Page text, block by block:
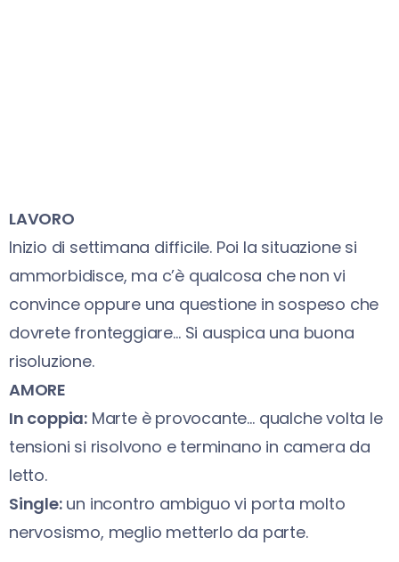
LAVORO
Inizio di settimana difficile. Poi la situazione si
ammorbidisce, ma c’è qualcosa che non vi
convince oppure una questione in sospeso che
dovrete fronteggiare… Si auspica una buona
risoluzione.
AMORE
In coppia: Marte è provocante… qualche volta le
tensioni si risolvono e terminano in camera da
letto.
Single:un incontro ambiguo vi porta molto
nervosismo, meglio metterlo da parte.